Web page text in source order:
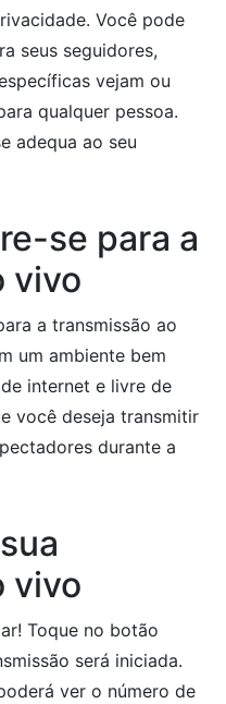
Você pode
seus seguidores,
vejam ou
qualquer pessoa.
adequa ao seu
se para a
vivo
a transmissão ao
um ambiente bem
internet e livre de
você deseja transmitir
durante a
vivo
Toque no botão
será iniciada.
ver o número de